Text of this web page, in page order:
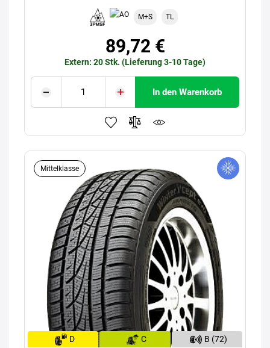
M+S TL
89,72 €
Extern: 20 Stk. (Lieferung 3-10 Tage)
In den Warenkorb
Mittelklasse
D C B (72)